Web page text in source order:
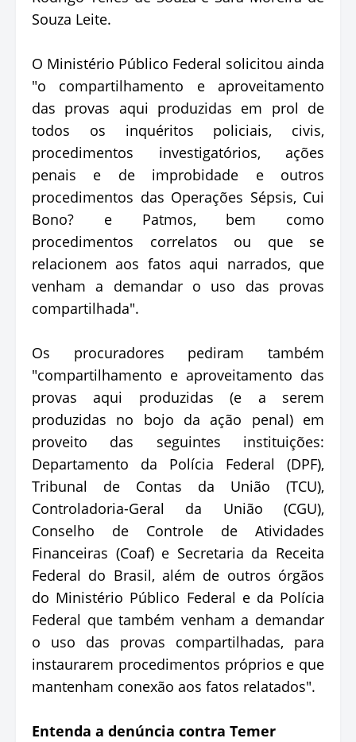
Souza Leite.
O Ministério Público Federal solicitou ainda
"o compartilhamento e aproveitamento
das provas aqui produzidas em prol de
todos os inquéritos policiais, civis,
procedimentos investigatórios, ações
penais e de improbidade e outros
procedimentos das Operações Sépsis, Cui
Bono? e Patmos, bem como
procedimentos correlatos ou que se
relacionem aos fatos aqui narrados, que
venham a demandar o uso das provas
compartilhada".
Os procuradores pediram também
"compartilhamento e aproveitamento das
provas aqui produzidas (e a serem
produzidas no bojo da ação penal) em
proveito das seguintes instituições:
Departamento da Polícia Federal (DPF),
Tribunal de Contas da União (TCU),
Controladoria-Geral da União (CGU),
Conselho de Controle de Atividades
Financeiras (Coaf) e Secretaria da Receita
Federal do Brasil, além de outros órgãos
do Ministério Público Federal e da Polícia
Federal que também venham a demandar
o uso das provas compartilhadas, para
instaurarem procedimentos próprios e que
mantenham conexão aos fatos relatados".
Entenda a denúncia contra Temer